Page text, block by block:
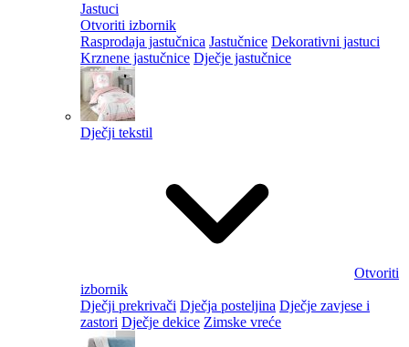
Jastuci
Otvoriti izbornik
Rasprodaja jastučnica Jastučnice Dekorativni jastuci
Krznene jastučnice Dječje jastučnice
Dječji tekstil
Otvoriti
izbornik
Dječji prekrivači Dječja posteljina Dječje zavjese i
zastori Dječje dekice Zimske vreće